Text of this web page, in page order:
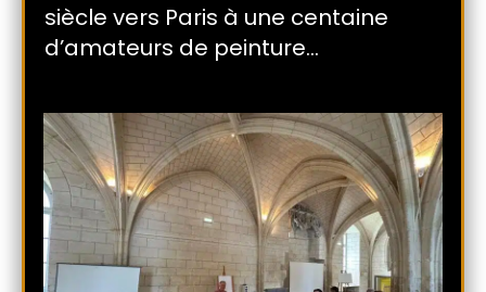
siècle vers Paris à une centaine
d’amateurs de peinture…